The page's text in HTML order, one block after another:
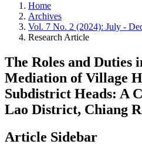
Home
Archives
Vol. 7 No. 2 (2024): July -
Research Article
The Roles and Duties
Mediation of Village
Subdistrict Heads: A
Lao District, Chiang
Article Sidebar